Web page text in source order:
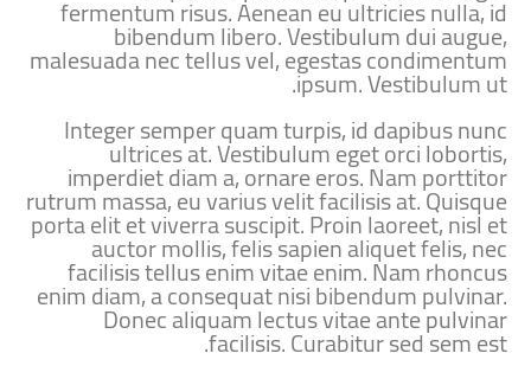
fermentum risus. Aenean eu ultricies nulla, id
bibendum libero. Vestibulum dui augue,
malesuada nec tellus vel, egestas condimentum
ipsum. Vestibulum ut.
Integer semper quam turpis, id dapibus nunc
ultrices at. Vestibulum eget orci lobortis,
imperdiet diam a, ornare eros. Nam porttitor
rutrum massa, eu varius velit facilisis at. Quisque
porta elit et viverra suscipit. Proin laoreet, nisl et
auctor mollis, felis sapien aliquet felis, nec
facilisis tellus enim vitae enim. Nam rhoncus
enim diam, a consequat nisi bibendum pulvinar.
Donec aliquam lectus vitae ante pulvinar
facilisis. Curabitur sed sem est.